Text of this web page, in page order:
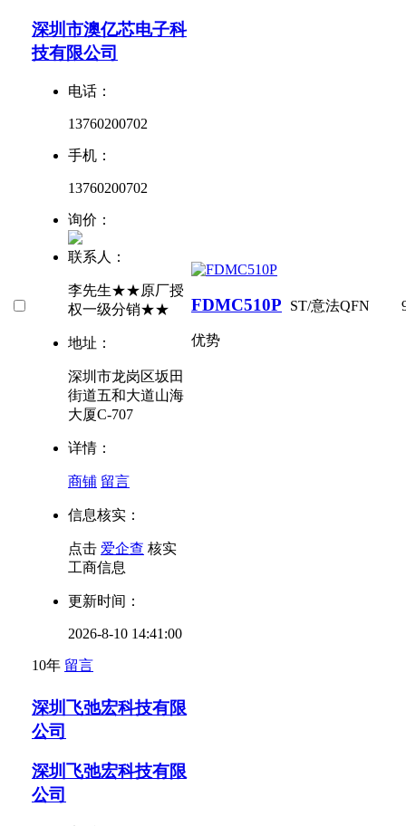
深圳市澳亿芯电子科
技有限公司
电话：
13760200702
手机：
13760200702
询价：
联系人：
李先生★★原厂授
权一级分销★★
地址：
深圳市龙岗区坂田
街道五和大道山海
大厦C-707
详情：
商铺 留言
信息核实：
点击 爱企查 核实
工商信息
更新时间：
2026-8-10 14:41:00
10年 留言
FDMC510P
优势
ST/意法QFN
深圳飞弛宏科技有限
公司
深圳飞弛宏科技有限
公司